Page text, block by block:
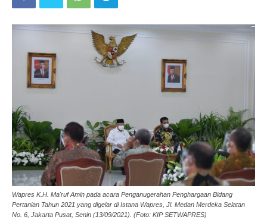
Wapres K.H. Ma'ruf Amin pada acara Penganugerahan Penghargaan Bidang
Pertanian Tahun 2021 yang digelar di Istana Wapres, Jl. Medan Merdeka Selatan
No. 6, Jakarta Pusat, Senin (13/09/2021). (Foto: KIP SETWAPRES)